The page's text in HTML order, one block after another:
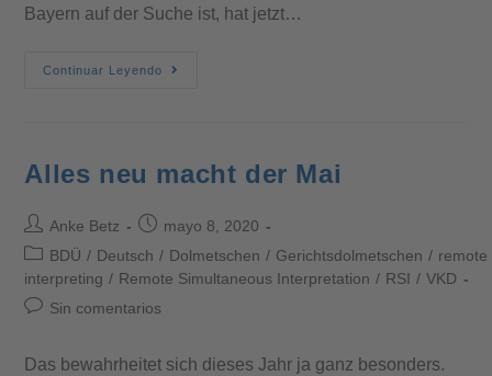
Bayern auf der Suche ist, hat jetzt…
Continuar Leyendo
Alles neu macht der Mai
Anke Betz
mayo 8, 2020
BDÜ / Deutsch / Dolmetschen / Gerichtsdolmetschen / remote
interpreting / Remote Simultaneous Interpretation / RSI / VKD
Sin comentarios
Das bewahrheitet sich dieses Jahr ja ganz besonders.